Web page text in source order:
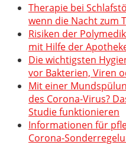
Therapie bei
wenn die Nacht zum
Risiken der
mit Hilfe der
Die wichtigsten
vor Bakterien, Viren
Mit einer
des Corona-Virus?
Studie funktionieren
Informationen für
Corona-